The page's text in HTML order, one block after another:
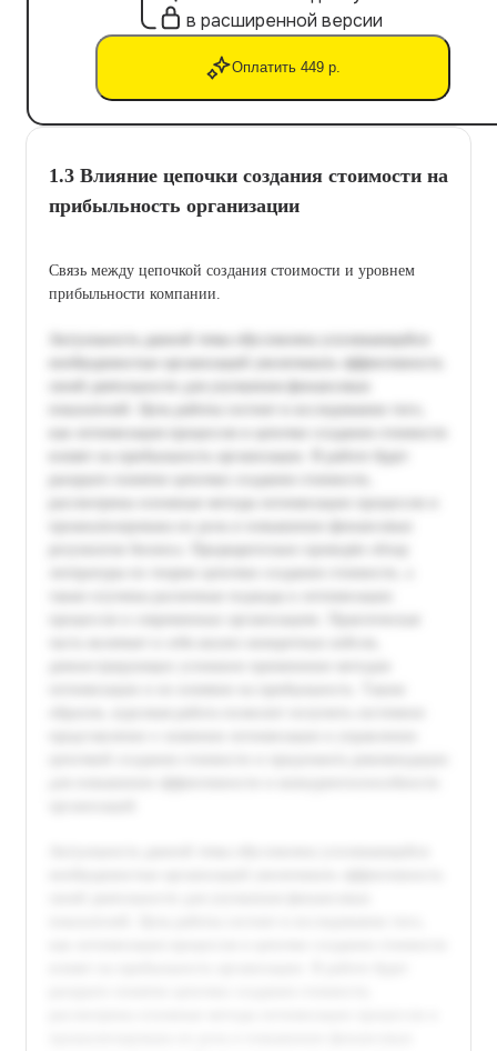
в расширенной версии
Оплатить 449 р.
1.3 Влияние цепочки создания стоимости на
прибыльность организации
Связь между цепочкой создания стоимости и уровнем
прибыльности компании.